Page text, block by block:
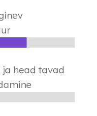
head tavad